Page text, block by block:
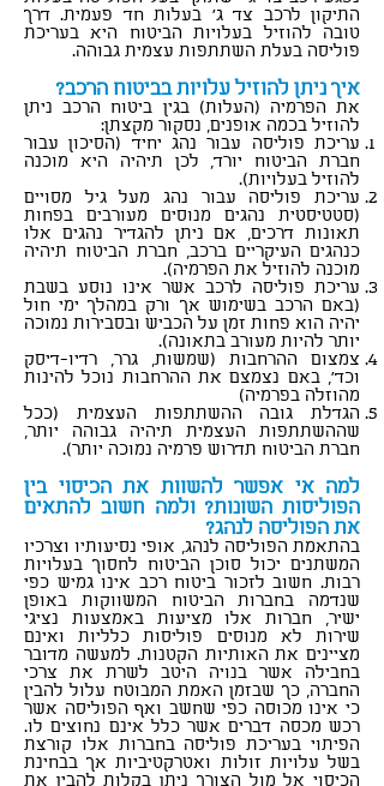
התיקון לרכב צד ג' בעלות חד פעמית. דרך
טובה להוזיל בעלויות הביטוח היא בעריכת
פוליסה בעלת השתתפות עצמית גבוהה.
איך ניתן להוזיל עלויות בביטוח הרכב?
את הפרמיה (העלות) בגין ביטוח הרכב ניתן
להוזיל בכמה אופנים, נסקור מקצתן:
עריכת פוליסה עבור נהג יחיד (הסיכון עבור
חברת הביטוח יורד, לכן תיהיה היא מוכנה
להוזיל בעלויות).
עריכת פוליסה עבור נהג מעל גיל מסויים
(סטטיסטית נהגים מנוסים מעורבים בפחות
תאונות דרכים, אם ניתן להגדיר נהגים אלו
כנהגים העיקריים ברכב, חברת הביטוח תיהיה
מוכנה להוזיל את הפרמיה).
עריכת פוליסה לרכב אשר אינו נוסע בשבת
(באם הרכב בשימוש אך ורק במהלך ימי חול
יהיה הוא פחות זמן על הכביש ובסבירות נמוכה
יותר להיות מעורב בתאונה).
צמצום ההרחבות (שמשות, גרר, רדיו-דיסק
וכד', באם נצמצם את ההרחבות נוכל להינות
מהוזלה בפרמיה)
הגדלת גובה ההשתתפות העצמית (ככל
שההשתתפות העצמית תיהיה גבוהה יותר,
חברת הביטוח תדרוש פרמיה נמוכה יותר).
למה אי אפשר להשוות את הכיסוי בין
הפוליסות השונות? ולמה חשוב להתאים
את הפוליסה לנהג?
בהתאמת הפוליסה לנהג, אופי נסיעותיו וצרכיו
המשתנים יכול סוכן הביטוח לחסוך בעלויות
רבות. חשוב לזכור ביטוח רכב אינו גמיש כפי
שנדמה בחברות הביטוח המשווקות באופן
ישיר, חברות אלו מציעות באמצעות נציגי
שירות לא מנוסים פוליסות כלליות ואינם
מציינים את האותיות הקטנות. למעשה מדובר
בחבילה אשר בנויה היטב לשרת את צרכי
החברה, כך שבזמן האמת המבוטח עלול להבין
כי אינו מכוסה כפי שחשב ואף הפוליסה אשר
רכש מכסה דברים אשר כלל אינם נחוצים לו.
הפיתוי בעריכת פוליסה בחברות אלו קורצת
בשל עלויות זולות ואטרקטיביות אך בבחינת
הכיסוי אל מול הצורך ניתן בקלות להבין את